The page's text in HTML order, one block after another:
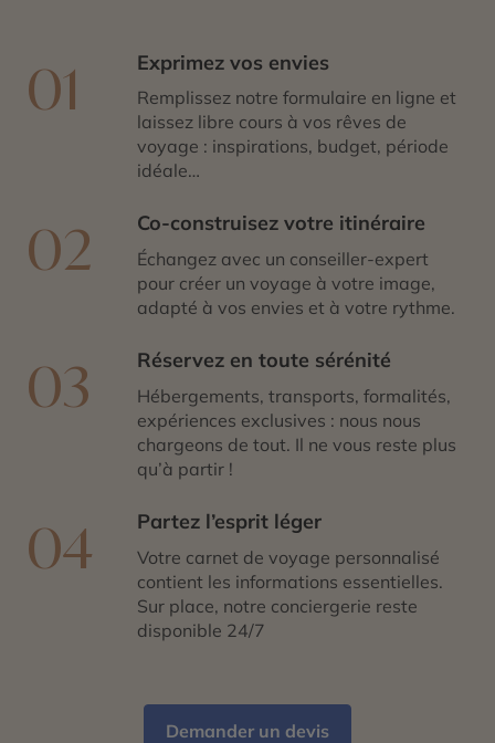
01 Exprimez vos envies
Remplissez notre formulaire en ligne et
laissez libre cours à vos rêves de
voyage : inspirations, budget, période
idéale…
02 Co-construisez votre itinéraire
Échangez avec un conseiller-expert
pour créer un voyage à votre image,
adapté à vos envies et à votre rythme.
03 Réservez en toute sérénité
Hébergements, transports, formalités,
expériences exclusives : nous nous
chargeons de tout. Il ne vous reste plus
qu’à partir !
04 Partez l’esprit léger
Votre carnet de voyage personnalisé
contient les informations essentielles.
Sur place, notre conciergerie reste
disponible 24/7
Demander un devis